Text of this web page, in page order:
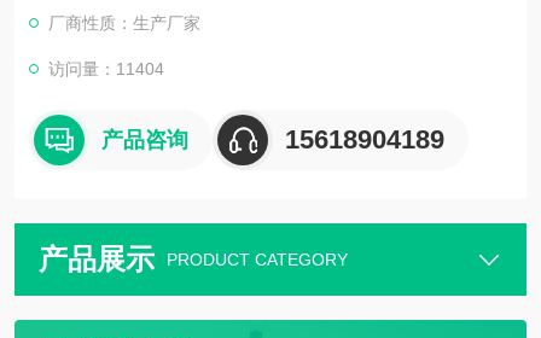
便：锅炉结构简单，容易操作，故障少，轻轻一键，即可
进入全自动运行状态，使用相当方便。
厂商性质：生产厂家
访问量：11404
产品咨询 15618904189
产品展示 PRODUCT CATEGORY